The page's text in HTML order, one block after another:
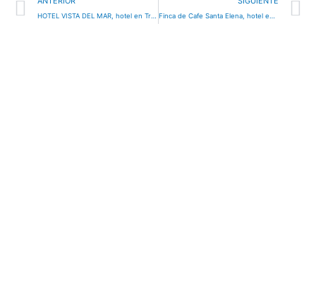
HOTEL VISTA DEL MAR, hotel en Trujillo, Honduras Finca de Cafe Santa Elena, hotel en Aldea San Grabiel, Honduras